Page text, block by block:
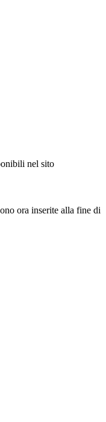
nel sito
ora inserite alla fine di